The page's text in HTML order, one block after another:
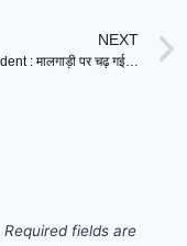
NEXT
Train Accident : मालगाड़ी पर चढ़ गई पैसेंजर ट्रेन, हादसा देखकर कांप उठे लोग, कईं लोगों की मौत !
Required fields are